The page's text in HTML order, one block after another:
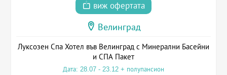
виж офертата
Велинград
Луксозен Спа Хотел във Велинград с Минерални Басейни
и СПА Пакет
Дата: 28.07 - 23.12 + полупансион